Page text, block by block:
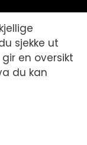
sjekke ut
en oversikt
du kan